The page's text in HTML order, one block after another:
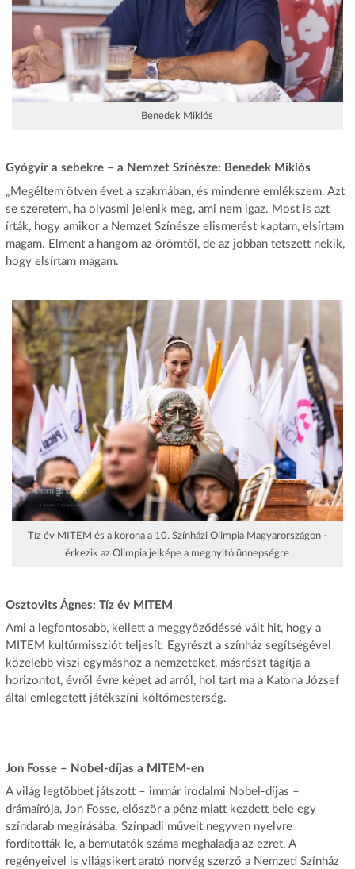
Benedek Miklós
Gyógyír a sebekre – a Nemzet Színésze: Benedek Miklós
„Megéltem ötven évet a szakmában, és mindenre emlékszem. Azt
se szeretem, ha olyasmi jelenik meg, ami nem igaz. Most is azt
írták, hogy amikor a Nemzet Színésze elismerést kaptam, elsírtam
magam. Elment a hangom az örömtől, de az jobban tetszett nekik,
hogy elsírtam magam.
Tíz év MITEM és a korona a 10. Színházi Olimpia Magyarországon -
érkezik az Olimpia jelképe a megnyitó ünnepségre
Osztovits Ágnes: Tíz év MITEM
Ami a legfontosabb, kellett a meggyőződéssé vált hit, hogy a
MITEM kultúrmissziót teljesít. Egyrészt a színház segítségével
közelebb viszi egymáshoz a nemzeteket, másrészt tágítja a
horizontot, évről évre képet ad arról, hol tart ma a Katona József
által emlegetett játékszíni költőmesterség.
Jon Fosse – Nobel-díjas a MITEM-en
A világ legtöbbet játszott – immár irodalmi Nobel-díjas –
drámaírója, Jon Fosse, először a pénz miatt kezdett bele egy
színdarab megírásába. Színpadi műveit negyven nyelvre
fordították le, a bemutatók száma meghaladja az ezret. A
regényeivel is világsikert arató norvég szerző a Nemzeti Színház